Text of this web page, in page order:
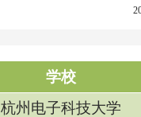
学校
杭州电子科技大学